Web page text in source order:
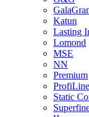
Katun
Lasting
Lomond
MSE
NN
Premium
ProfiLine
Static